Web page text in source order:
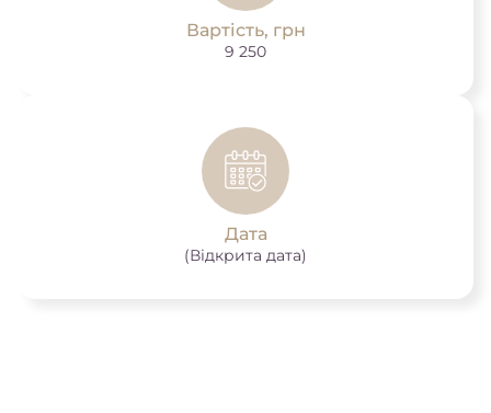
Вартість, грн
9 250
Дата
(Відкрита дата)